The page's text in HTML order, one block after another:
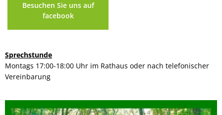
Besuchen Sie uns auf
facebook
Sprechstunde
Montags 17:00-18:00 Uhr im Rathaus oder nach telefonischer
Vereinbarung